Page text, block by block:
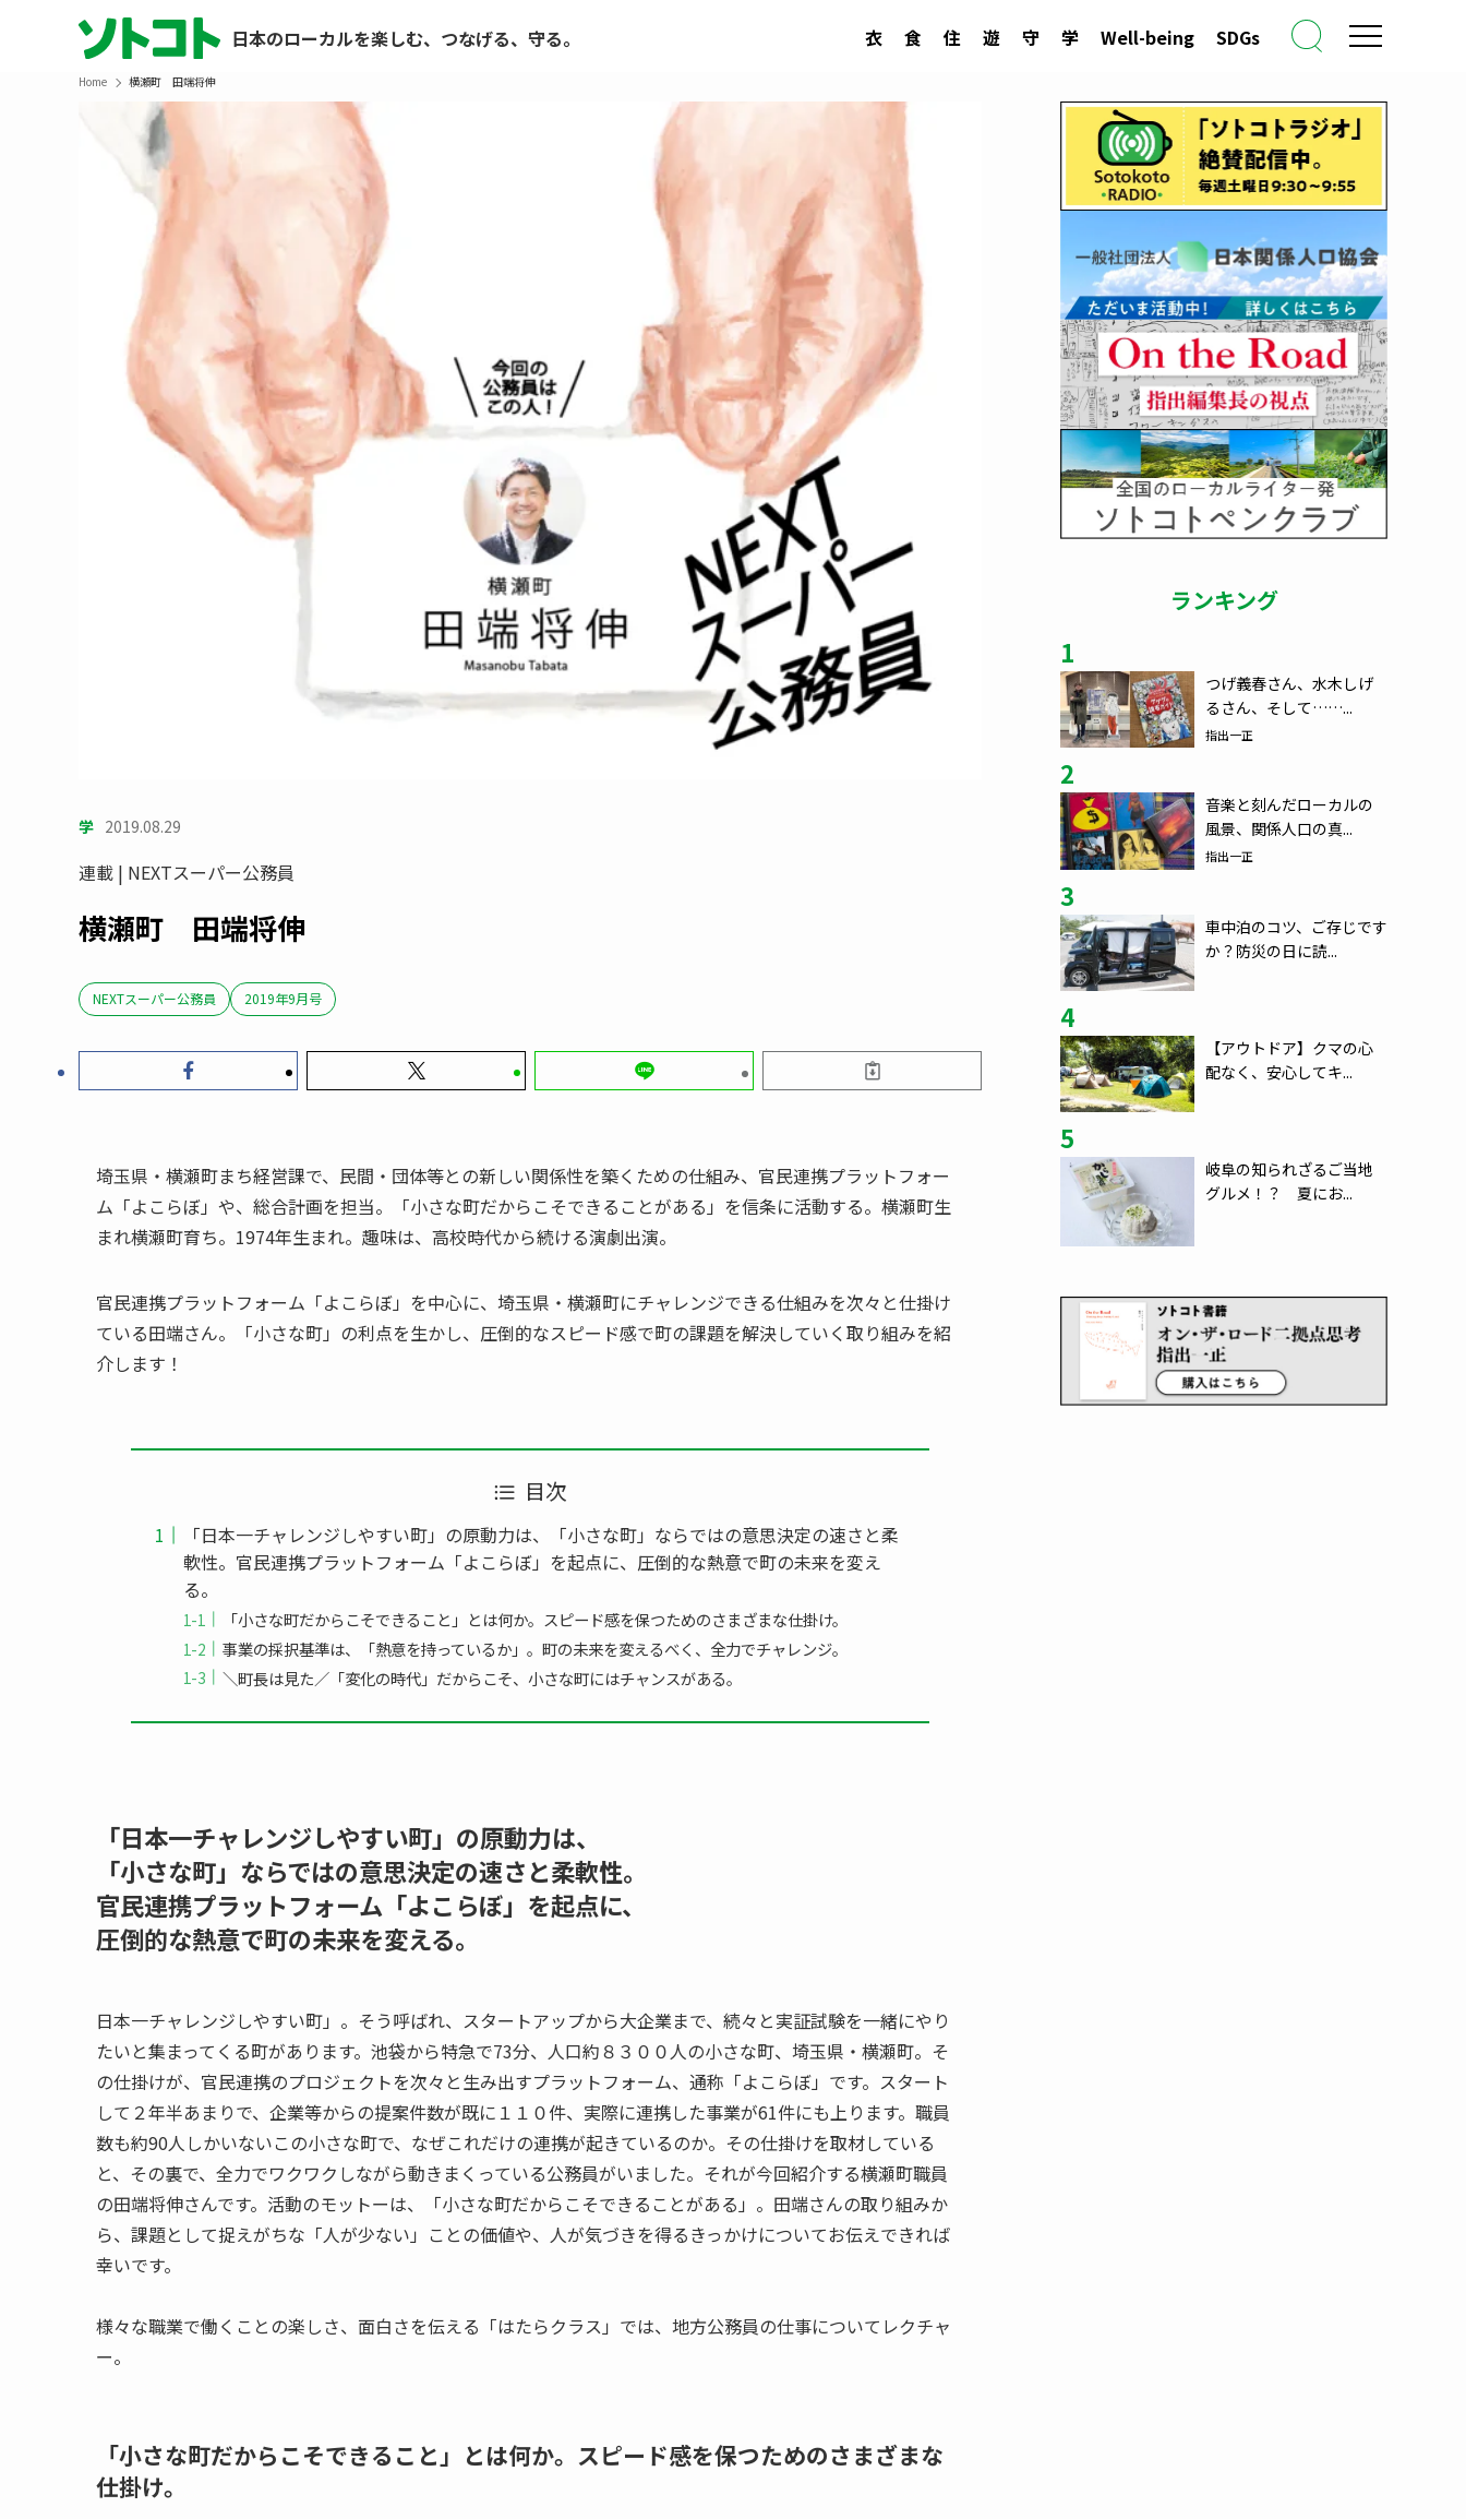
日本のローカルを楽しむ、つなげる、守る。 衣 食 住 遊 守 学 Well-being SDGs
Home 横瀬町 田端将伸
学 2019.08.29
連載 | NEXTスーパー公務員
横瀬町 田端将伸
NEXTスーパー公務員 2019年9月号
埼玉県・横瀬町まち経営課で、民間・団体等との新しい関係性を築くための仕組み、官民連携プラットフォー
ム「よこらぼ」や、総合計画を担当。「小さな町だからこそできることがある」を信条に活動する。横瀬町生
まれ横瀬町育ち。1974年生まれ。趣味は、高校時代から続ける演劇出演。
官民連携プラットフォーム「よこらぼ」を中心に、埼玉県・横瀬町にチャレンジできる仕組みを次々と仕掛け
ている田端さん。「小さな町」の利点を生かし、圧倒的なスピード感で町の課題を解決していく取り組みを紹
介します！
目次
「日本一チャレンジしやすい町」の原動力は、「小さな町」ならではの意思決定の速さと柔
軟性。官民連携プラットフォーム「よこらぼ」を起点に、圧倒的な熱意で町の未来を変え
る。
「小さな町だからこそできること」とは何か。スピード感を保つためのさまざまな仕掛け。
事業の採択基準は、「熱意を持っているか」。町の未来を変えるべく、全力でチャレンジ。
＼町長は見た／「変化の時代」だからこそ、小さな町にはチャンスがある。
「日本一チャレンジしやすい町」の原動力は、
「小さな町」ならではの意思決定の速さと柔軟性。
官民連携プラットフォーム「よこらぼ」を起点に、
圧倒的な熱意で町の未来を変える。
日本一チャレンジしやすい町」。そう呼ばれ、スタートアップから大企業まで、続々と実証試験を一緒にやり
たいと集まってくる町があります。池袋から特急で73分、人口約８３００人の小さな町、埼玉県・横瀬町。そ
の仕掛けが、官民連携のプロジェクトを次々と生み出すプラットフォーム、通称「よこらぼ」です。スタート
して２年半あまりで、企業等からの提案件数が既に１１０件、実際に連携した事業が61件にも上ります。職員
数も約90人しかいないこの小さな町で、なぜこれだけの連携が起きているのか。その仕掛けを取材している
と、その裏で、全力でワクワクしながら動きまくっている公務員がいました。それが今回紹介する横瀬町職員
の田端将伸さんです。活動のモットーは、「小さな町だからこそできることがある」。田端さんの取り組みか
ら、課題として捉えがちな「人が少ない」ことの価値や、人が気づきを得るきっかけについてお伝えできれば
幸いです。
様々な職業で働くことの楽しさ、面白さを伝える「はたらクラス」では、地方公務員の仕事についてレクチャ
ー。
「小さな町だからこそできること」とは何か。スピード感を保つためのさまざまな
仕掛け。
ランキング
1
つげ義春さん、水木しげ
るさん、そして……...
指出一正
2
音楽と刻んだローカルの
風景、関係人口の真...
指出一正
3
車中泊のコツ、ご存じです
か？防災の日に読...
4
【アウトドア】クマの心
配なく、安心してキ...
5
岐阜の知られざるご当地
グルメ！？ 夏にお...